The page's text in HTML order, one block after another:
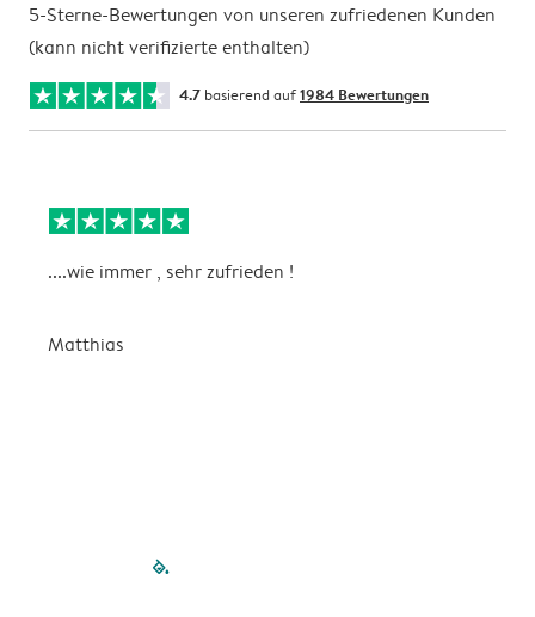
5-Sterne-Bewertungen von unseren zufriedenen Kunden
(kann nicht verifizierte enthalten)
4.7 basierend auf1984 Bewertungen
....wie immer , sehr zufrieden !
Matthias
filled-pagination